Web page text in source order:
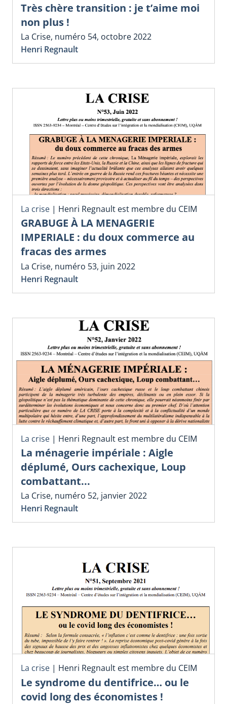
Très chère transition : je t’aime moi
non plus !
La Crise, numéro 54, octobre 2022
Henri Regnault
La crise | Henri Regnault est membre du CEIM
GRABUGE À LA MENAGERIE
IMPERIALE : du doux commerce au
fracas des armes
La Crise, numéro 53, juin 2022
Henri Regnault
La crise | Henri Regnault est membre du CEIM
La ménagerie impériale : Aigle
déplumé, Ours cachexique, Loup
combattant...
La Crise, numéro 52, janvier 2022
Henri Regnault
La crise | Henri Regnault est membre du CEIM
Le syndrome du dentifrice… ou le
covid long des économistes !